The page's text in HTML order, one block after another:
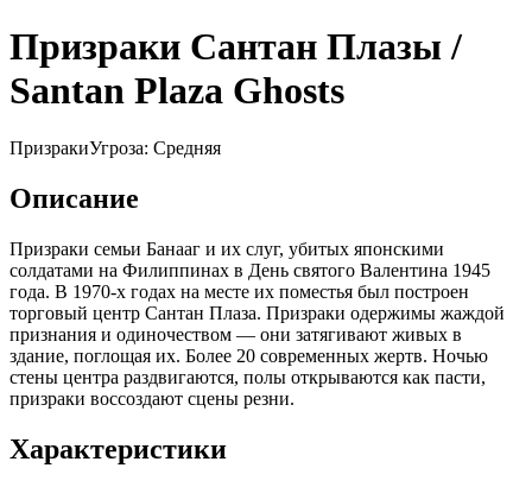
Призраки Сантан Плазы /
Santan Plaza Ghosts
ПризракиУгроза: Средняя
Описание
Призраки семьи Банааг и их слуг, убитых японскими
солдатами на Филиппинах в День святого Валентина 1945
года. В 1970-х годах на месте их поместья был построен
торговый центр Сантан Плаза. Призраки одержимы жаждой
признания и одиночеством — они затягивают живых в
здание, поглощая их. Более 20 современных жертв. Ночью
стены центра раздвигаются, полы открываются как пасти,
призраки воссоздают сцены резни.
Характеристики